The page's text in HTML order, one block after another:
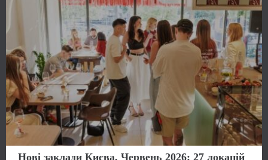
Нові заклади Києва. Червень 2026: 27 локацій